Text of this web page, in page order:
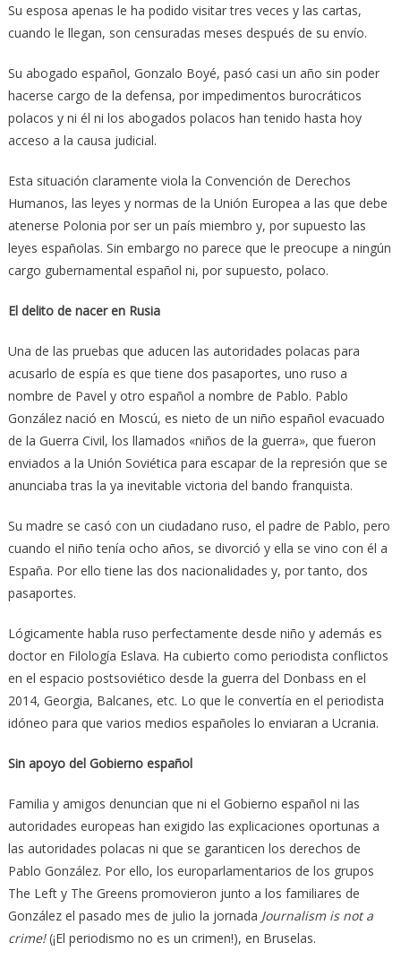
Su esposa apenas le ha podido visitar tres veces y las cartas,
cuando le llegan, son censuradas meses después de su envío.
Su abogado español, Gonzalo Boyé, pasó casi un año sin poder
hacerse cargo de la defensa, por impedimentos burocráticos
polacos y ni él ni los abogados polacos han tenido hasta hoy
acceso a la causa judicial.
Esta situación claramente viola la Convención de Derechos
Humanos, las leyes y normas de la Unión Europea a las que debe
atenerse Polonia por ser un país miembro y, por supuesto las
leyes españolas. Sin embargo no parece que le preocupe a ningún
cargo gubernamental español ni, por supuesto, polaco.
El delito de nacer en Rusia
Una de las pruebas que aducen las autoridades polacas para
acusarlo de espía es que tiene dos pasaportes, uno ruso a
nombre de Pavel y otro español a nombre de Pablo. Pablo
González nació en Moscú, es nieto de un niño español evacuado
de la Guerra Civil, los llamados «niños de la guerra», que fueron
enviados a la Unión Soviética para escapar de la represión que se
anunciaba tras la ya inevitable victoria del bando franquista.
Su madre se casó con un ciudadano ruso, el padre de Pablo, pero
cuando el niño tenía ocho años, se divorció y ella se vino con él a
España. Por ello tiene las dos nacionalidades y, por tanto, dos
pasaportes.
Lógicamente habla ruso perfectamente desde niño y además es
doctor en Filología Eslava. Ha cubierto como periodista conflictos
en el espacio postsoviético desde la guerra del Donbass en el
2014, Georgia, Balcanes, etc. Lo que le convertía en el periodista
idóneo para que varios medios españoles lo enviaran a Ucrania.
Sin apoyo del Gobierno español
Familia y amigos denuncian que ni el Gobierno español ni las
autoridades europeas han exigido las explicaciones oportunas a
las autoridades polacas ni que se garanticen los derechos de
Pablo González. Por ello, los europarlamentarios de los grupos
The Left y The Greens promovieron junto a los familiares de
González el pasado mes de julio la jornada Journalism is not a
crime!(¡El periodismo no es un crimen!), en Bruselas.